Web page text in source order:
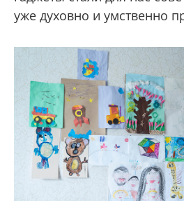
уже духовно и умственно